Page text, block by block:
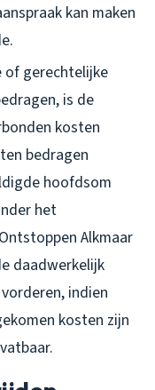
kan maken
of gerechtelijke
is de
kosten
bedragen
hoofdsom
het
Alkmaar
daadwerkelijk
indien
kosten zijn